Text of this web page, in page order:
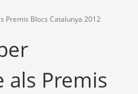
Premis Blocs Catalunya 2012
als Premis